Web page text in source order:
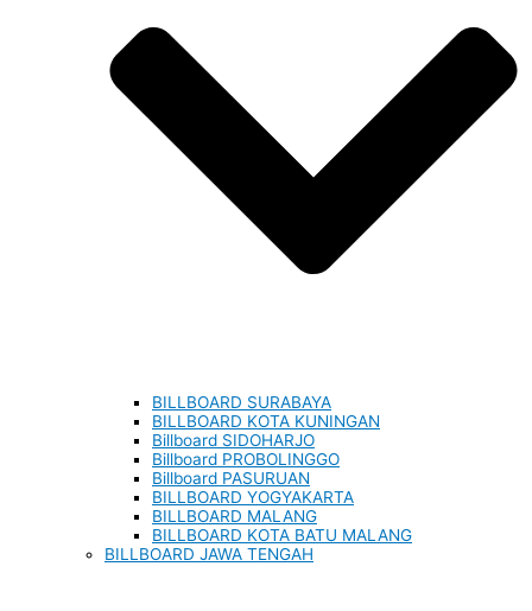
BILLBOARD SURABAYA
BILLBOARD KOTA KUNINGAN
Billboard SIDOHARJO
Billboard PROBOLINGGO
Billboard PASURUAN
BILLBOARD YOGYAKARTA
BILLBOARD MALANG
BILLBOARD KOTA BATU MALANG
BILLBOARD JAWA TENGAH